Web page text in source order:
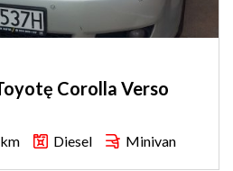
Corolla Verso
Diesel Minivan